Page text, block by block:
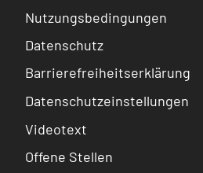
Nutzungsbedingungen
Datenschutz
Barrierefreiheitserklärung
Datenschutzeinstellungen
Videotext
Offene Stellen